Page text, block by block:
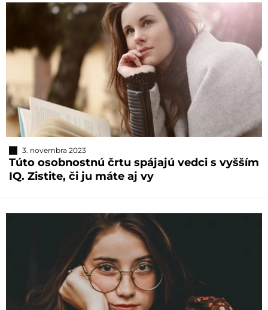
3. novembra 2023
Túto osobnostnú črtu spájajú vedci s vyšším
IQ. Zistite, či ju máte aj vy